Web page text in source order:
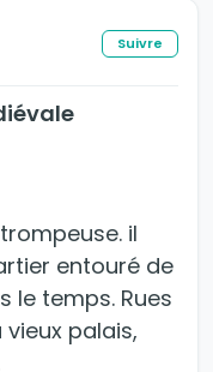
Suivre
il
entouré de
le temps. Rues
palais,